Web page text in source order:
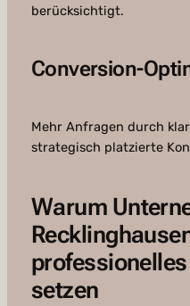
berücksichtigt.
Conversion-
Mehr Anfragen durch
strategisch platzierte
Warum
setzen